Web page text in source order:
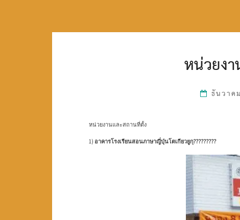
หน่วยง
ธันวา
หน่วยงานและสถานที่ตั้ง
1) อาคารโรงเรียนสอนภาษาญี่ปุ่นโตเกียวยูกุ?????????